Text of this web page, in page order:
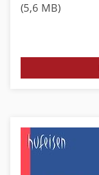
(5,6 MB)